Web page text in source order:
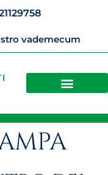
vademecum